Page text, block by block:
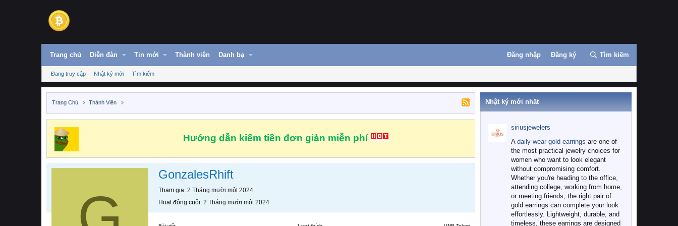
Trang chủ Diễn đàn Tin mới Thành viên Danh bạ Đăng nhập Đăng ký Tìm kiếm
Đang truy cập Nhật ký mới Tìm kiếm
Trang Chủ Thành Viên
Hướng dẫn kiếm tiền đơn giản miễn phí
GonzalesRhift
Tham gia 2 Tháng mười một 2024
Hoạt động cuối 2 Tháng mười một 2024
Nhật ký mới nhất
siriusjewelers
A daily wear gold earrings are one of
the most practical jewelry choices for
women who want to look elegant
without compromising comfort.
Whether you're heading to the office,
attending college, working from home,
or meeting friends, the right pair of
gold earrings can complete your look
effortlessly. Lightweight, durable, and
timeless, these earrings are designed